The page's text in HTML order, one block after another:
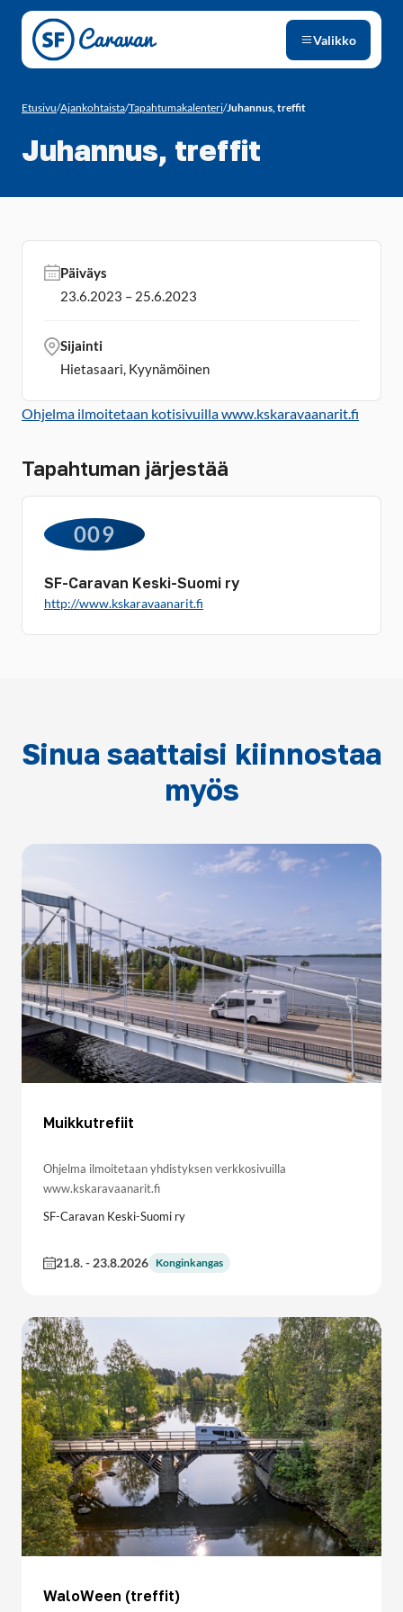
Siirry sivun sisältöön
Valikko
Etusivu/Ajankohtaista/Tapahtumakalenteri/Juhannus, treffit
Juhannus, treffit
Ohjelma ilmoitetaan kotisivuilla www.kskaravaanarit.fi
Tapahtuman järjestää
009
SF-Caravan Keski-Suomi ry
http://www.kskaravaanarit.fi
Päiväys
23.6.2023 – 25.6.2023
Sijainti
Hietasaari, Kyynämöinen
Sinua saattaisi kiinnostaa
myös
Muikkutrefiit
Ohjelma ilmoitetaan yhdistyksen verkkosivuilla
www.kskaravaanarit.fi
SF-Caravan Keski-Suomi ry
21.8.- 23.8.2026 Konginkangas
WaloWeen (treffit)